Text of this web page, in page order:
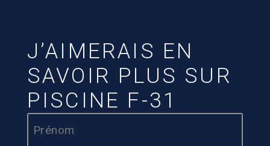
J’AIMERAIS EN
SAVOIR PLUS SUR
PISCINE F-31